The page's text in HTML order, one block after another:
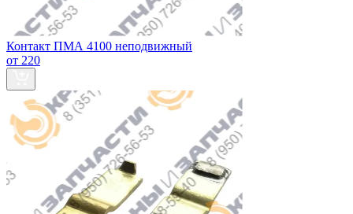
Контакт ПМА 4100 неподвижный
от 220